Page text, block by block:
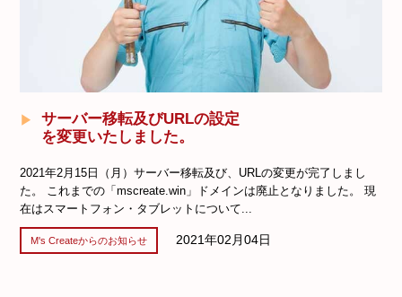
サーバー移転及びURLの設定
を変更いたしました。
2021年2月15日（月）サーバー移転及び、URLの変更が完了しまし
た。 これまでの「mscreate.win」ドメインは廃止となりました。 現
在はスマートフォン・タブレットについて...
M's Createからのお知らせ 2021年02月04日